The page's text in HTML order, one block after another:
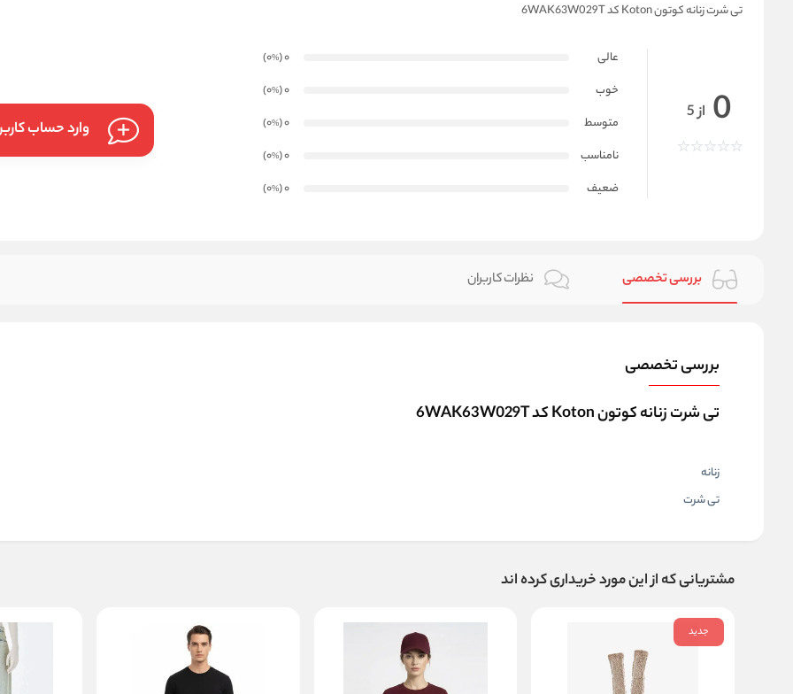
تی شرت زنانه کوتون Koton کد 6WAK63W029T
0 از 5
عالی 0
(0
%
)
خوب
0
(0
%
)
متوسط
0
(0
%
)
نامناسب
0
(0
%
)
ضعیف
0
(0
%
)
وارد حساب
بررسی تخصصی نظرات کاربران
بررسی تخصصی
تی شرت زنانه کوتون Koton کد 6WAK63W029T
زنانه
تی شرت
مشتریانی که از این مورد خریداری کرده اند
جدید